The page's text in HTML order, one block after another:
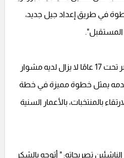
في طريق إعداد جيل جديد،
المستقبل".
وأكمل درويش: "منتخب مصر تحت 17 عامًا لا يزال لديه مشوار
يمثل خطوة مميزة في خطة
بالمنتخبات، بالأعمار السنية
تصريحاته: " أتوجه بالشكر